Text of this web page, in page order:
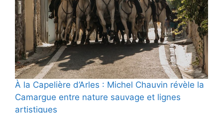
À la Capelière d’Arles : Michel Chauvin révèle la
Camargue entre nature sauvage et lignes
artistiques